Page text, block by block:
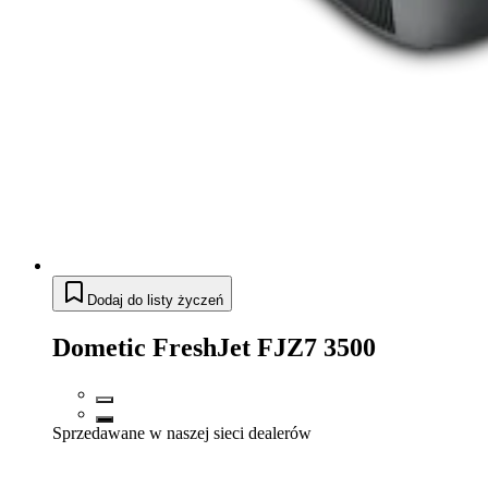
Dodaj do listy życzeń
Dometic FreshJet FJZ7 3500
Sprzedawane w naszej sieci dealerów